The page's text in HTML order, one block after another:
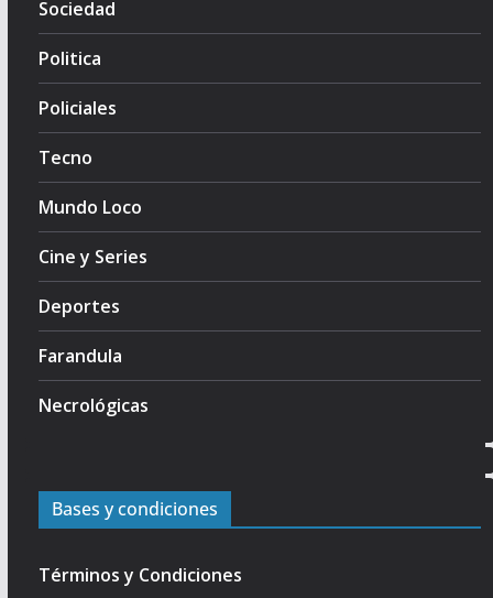
Sociedad
Politica
Policiales
Tecno
Mundo Loco
Cine y Series
Deportes
Farandula
Necrológicas
Bases y condiciones
Términos y Condiciones